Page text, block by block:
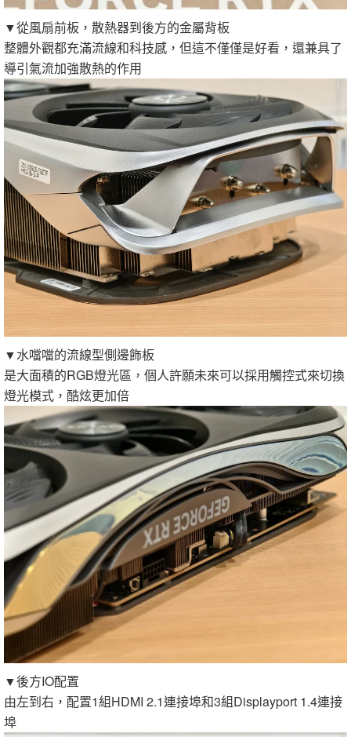
▼從風扇前板，散熱器到後方的金屬背板
整體外觀都充滿流線和科技感，但這不僅僅是好看，還兼具了
導引氣流加強散熱的作用
▼水噹噹的流線型側邊飾板
是大面積的RGB燈光區，個人許願未來可以採用觸控式來切換
燈光模式，酷炫更加倍
▼後方IO配置
由左到右，配置1組HDMI 2.1連接埠和3組Displayport 1.4連接
埠